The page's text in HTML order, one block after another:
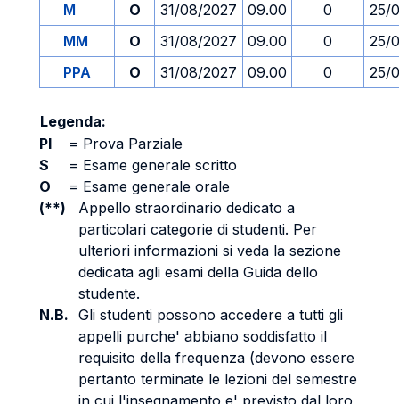
M
O 31/08/2027 09.00 0
25/
MM
O 31/08/2027 09.00 0
25/
PPA
O 31/08/2027 09.00 0 25/
Legenda:
PI
= Prova Parziale
S
= Esame generale scritto
O
= Esame generale orale
(**)
Appello straordinario dedicato a
particolari categorie di studenti. Per
ulteriori informazioni si veda la sezione
dedicata agli esami della Guida dello
studente.
N.B. Gli studenti possono accedere a tutti gli
appelli purche' abbiano soddisfatto il
requisito della frequenza (devono essere
pertanto terminate le lezioni del semestre
in cui l'insegnamento e' previsto dal loro